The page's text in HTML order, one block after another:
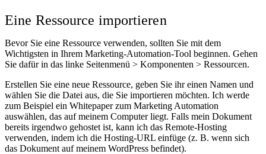
Eine Ressource importieren
Bevor Sie eine Ressource verwenden, sollten Sie mit dem
Wichtigsten in Ihrem Marketing-Automation-Tool beginnen. Gehen
Sie dafür in das linke Seitenmenü > Komponenten > Ressourcen.
Erstellen Sie eine neue Ressource, geben Sie ihr einen Namen und
wählen Sie die Datei aus, die Sie importieren möchten. Ich werde
zum Beispiel ein Whitepaper zum Marketing Automation
auswählen, das auf meinem Computer liegt. Falls mein Dokument
bereits irgendwo gehostet ist, kann ich das Remote-Hosting
verwenden, indem ich die Hosting-URL einfüge (z. B. wenn sich
das Dokument auf meinem WordPress befindet).